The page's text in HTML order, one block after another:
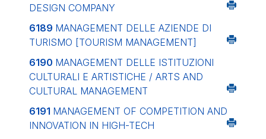
DESIGN COMPANY
6189 MANAGEMENT DELLE AZIENDE DI
TURISMO [TOURISM MANAGEMENT]
6190 MANAGEMENT DELLE ISTITUZIONI
CULTURALI E ARTISTICHE / ARTS AND
CULTURAL MANAGEMENT
6191 MANAGEMENT OF COMPETITION AND
INNOVATION IN HIGH-TECH